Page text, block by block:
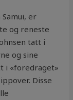
er
og reneste
tatt i
og sine
i «foredraget»
Disse